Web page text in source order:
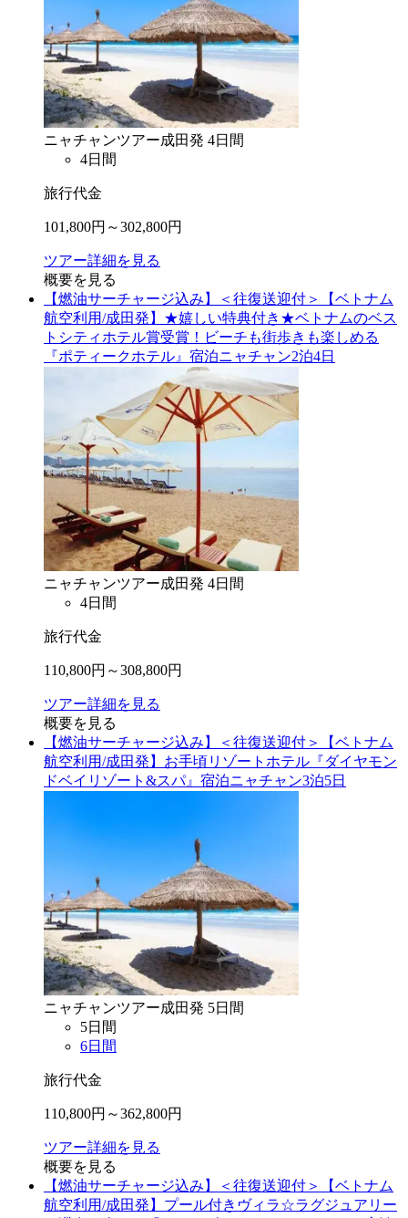
ニャチャンツアー成田発 4日間
4日間
旅行代金
101,800円～302,800円
ツアー詳細を見る
概要を見る
【燃油サーチャージ込み】＜往復送迎付＞【ベトナム
航空利用/成田発】★嬉しい特典付き★ベトナムのベス
トシティホテル賞受賞！ビーチも街歩きも楽しめる
『ポティークホテル』宿泊ニャチャン2泊4日
ニャチャンツアー成田発 4日間
4日間
旅行代金
110,800円～308,800円
ツアー詳細を見る
概要を見る
【燃油サーチャージ込み】＜往復送迎付＞【ベトナム
航空利用/成田発】お手頃リゾートホテル『ダイヤモン
ドベイリゾート&スパ』宿泊ニャチャン3泊5日
ニャチャンツアー成田発 5日間
5日間
6日間
旅行代金
110,800円～362,800円
ツアー詳細を見る
概要を見る
【燃油サーチャージ込み】＜往復送迎付＞【ベトナム
航空利用/成田発】プール付きヴィラ☆ラグジュアリー